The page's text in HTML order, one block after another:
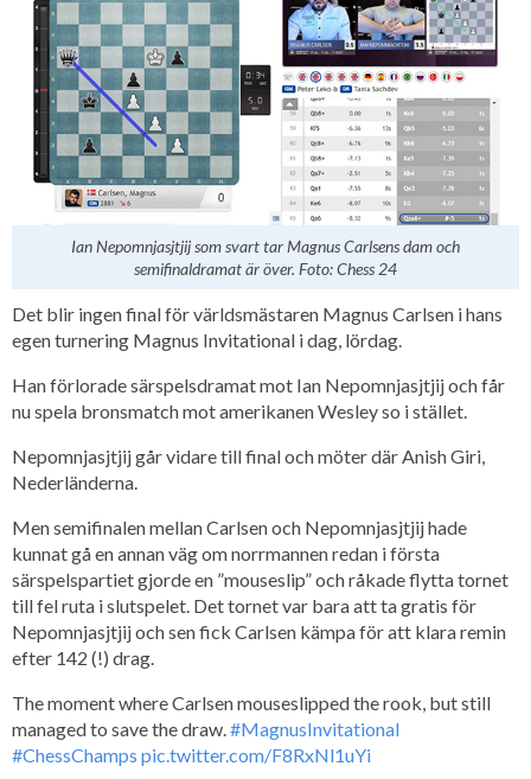
Ian Nepomnjasjtjij som svart tar Magnus Carlsens dam och
semifinaldramat är över. Foto: Chess 24
Det blir ingen final för världsmästaren Magnus Carlsen i hans
egen turnering Magnus Invitational i dag, lördag.
Han förlorade särspelsdramat mot Ian Nepomnjasjtjij och får
nu spela bronsmatch mot amerikanen Wesley so i stället.
Nepomnjasjtjij går vidare till final och möter där Anish Giri,
Nederländerna.
Men semifinalen mellan Carlsen och Nepomnjasjtjij hade
kunnat gå en annan väg om norrmannen redan i första
särspelspartiet gjorde en ”mouseslip” och råkade flytta tornet
till fel ruta i slutspelet. Det tornet var bara att ta gratis för
Nepomnjasjtjij och sen fick Carlsen kämpa för att klara remin
efter 142 (!) drag.
The moment where Carlsen mouseslipped the rook, but still
managed to save the draw.#MagnusInvitational
#ChessChamps pic.twitter.com/F8RxNl1uYi